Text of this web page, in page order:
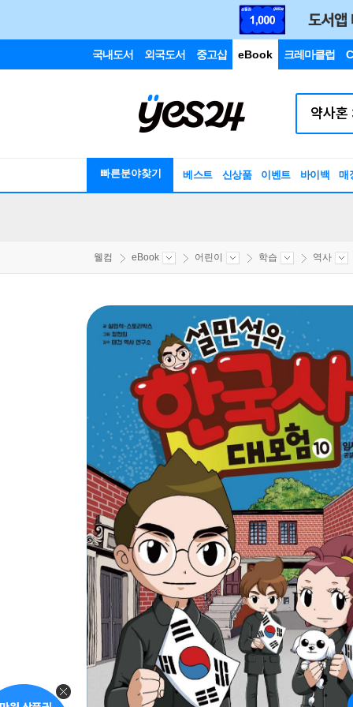
국내도서 외국도서 중고샵 eBook 크레마클럽
빠른분야찾기 베스트 신상품 이벤트 바이백 매
웰컴 eBook 어린이 학습 역사